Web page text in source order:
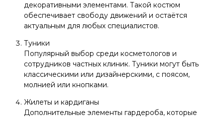
декоративными элементами. Такой костюм
обеспечивает свободу движений и остаётся
актуальным для любых специалистов.
Туники
Популярный выбор среди косметологов и
сотрудников частных клиник. Туники могут быть
классическими или дизайнерскими, с поясом,
молнией или кнопками.
Жилеты и кардиганы
Дополнительные элементы гардероба, которые